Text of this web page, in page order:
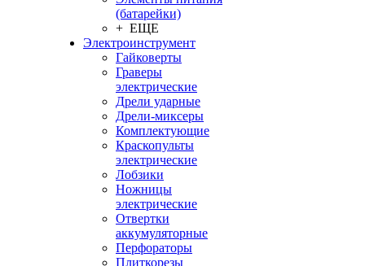
(батарейки)
+ ЕЩЕ
Электроинструмент
Гайковерты
Граверы
электрические
Дрели ударные
Дрели-миксеры
Комплектующие
Краскопульты
электрические
Лобзики
Ножницы
электрические
Отвертки
аккумуляторные
Перфораторы
Плиткорезы